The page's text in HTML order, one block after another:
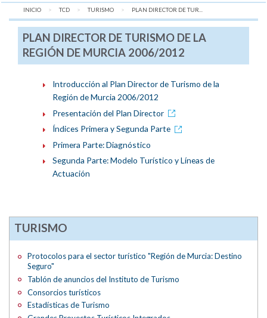
INICIO TCD TURISMO AQUÍ:
PLAN DIRECTOR DE TUR...
PLAN DIRECTOR DE TURISMO DE LA
REGIÓN DE MURCIA 2006/2012
Introducción al Plan Director de Turismo de la
Región de Murcia 2006/2012
Presentación del Plan Director
Índices Primera y Segunda Parte
Primera Parte: Diagnóstico
Segunda Parte: Modelo Turístico y Líneas de
Actuación
TURISMO
Protocolos para el sector turístico "Región de Murcia: Destino
Seguro"
Tablón de anuncios del Instituto de Turismo
Consorcios turísticos
Estadísticas de Turismo